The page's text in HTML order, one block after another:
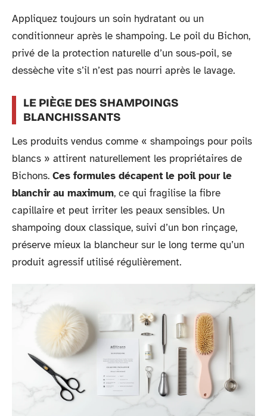
Appliquez toujours un soin hydratant ou un
conditionneur après le shampoing. Le poil du Bichon,
privé de la protection naturelle d’un sous-poil, se
dessèche vite s’il n’est pas nourri après le lavage.
LE PIÈGE DES SHAMPOINGS
BLANCHISSANTS
Les produits vendus comme « shampoings pour poils
blancs » attirent naturellement les propriétaires de
Bichons. Ces formules décapent le poil pour le
blanchir au maximum, ce qui fragilise la fibre
capillaire et peut irriter les peaux sensibles. Un
shampoing doux classique, suivi d’un bon rinçage,
préserve mieux la blancheur sur le long terme qu’un
produit agressif utilisé régulièrement.